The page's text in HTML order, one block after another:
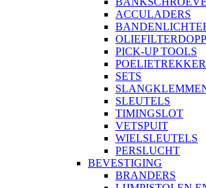
ACCULADERS
PICK-UP TOOLS
POELIETREKKER
SETS
SLEUTELS
TIMINGSLOT
VETSPUIT
WIELSLEUTELS
PERSLUCHT
BEVESTIGING
BRANDERS